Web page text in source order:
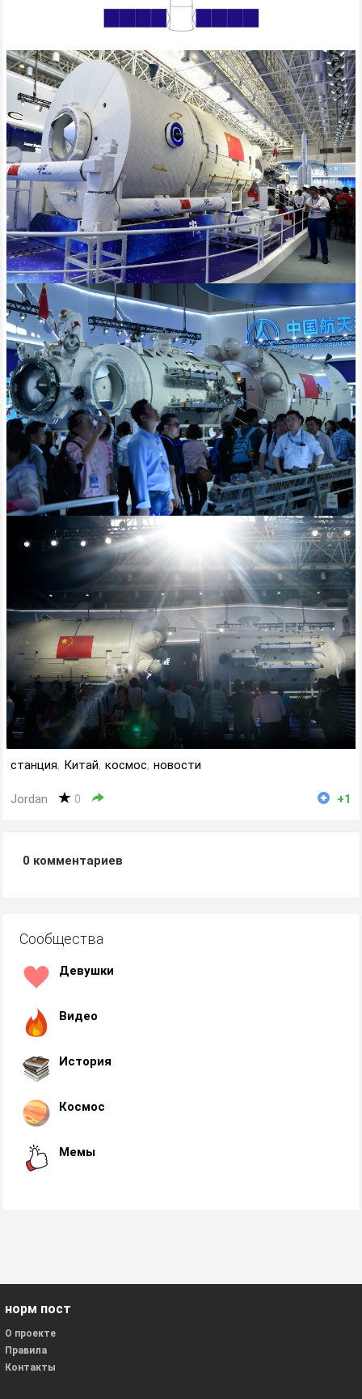
станция, Китай, космос, новости
Jordan 0 +1
0 комментариев
Сообщества
Девушки
Видео
История
Космос
Мемы
норм пост
О проекте
Правила
Контакты